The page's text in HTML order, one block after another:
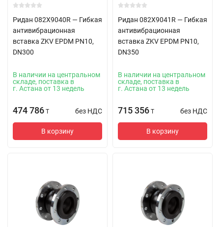
Ридан 082X9040R — Гибкая
антивибрационная
вставка ZKV EPDM PN10,
DN300
В наличии на центральном
складе, поставка в
г. Астана от 13 недель
474 786 T без НДС
В корзину
Ридан 082X9041R — Гибкая
антивибрационная
вставка ZKV EPDM PN10,
DN350
В наличии на центральном
складе, поставка в
г. Астана от 13 недель
715 356 T без НДС
В корзину